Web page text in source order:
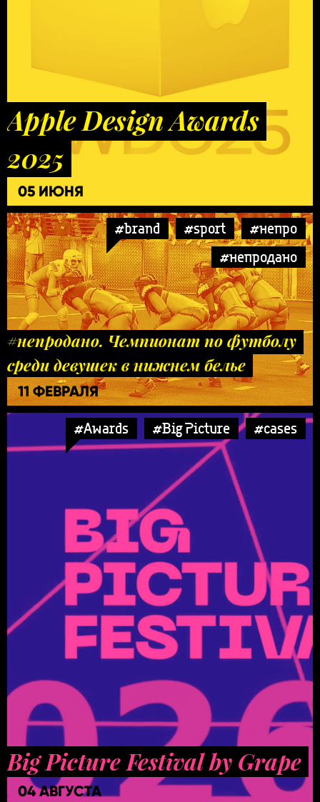
Apple Design Awards
2025
05 ИЮНЯ
#brand #sport
#непро
#непродано
#непродано. Чемпионат по футболу
среди девушек в нижнем белье
11 ФЕВРАЛЯ
#Awards #Big Picture #cases
Big Picture Festival by Grape
04 АВГУСТА